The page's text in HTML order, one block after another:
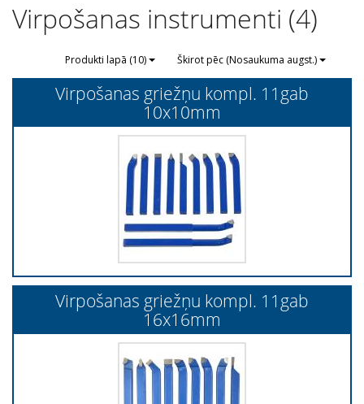
Virpošanas instrumenti (4)
Produkti lapā (10) Škirot pēc (Nosaukuma augst.)
Virpošanas griežņu kompl. 11gab
10x10mm
Virpošanas griežņu kompl. 11gab
16x16mm